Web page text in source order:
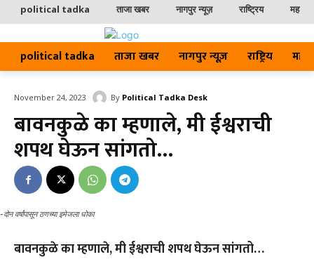
political tadka ताजा खबर नागपुर न्यूज़ राष्ट्रिय
political tadka ताजा खबर नागपुर न्यूज़ राष्ट्रिय
November 24, 2023 By Political Tadka Desk
बावनकुळे का म्हणाले, मी ईश्वराची
शपथ घेऊन सांगतो…
-दोन वर्षांपासून ठणच्या इमेजला धोका
बावनकुळे का म्हणाले, मी ईश्वराची शपथ घेऊन सांगतो…